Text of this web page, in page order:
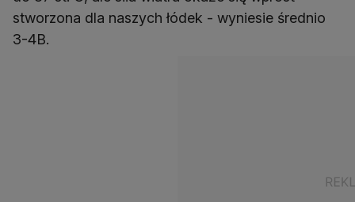
stworzona dla naszych łódek - wyniesie średnio
3-4B.